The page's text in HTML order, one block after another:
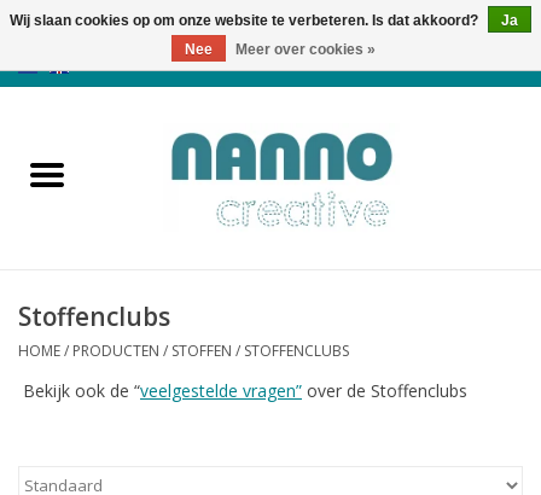
Producten
Nieuws
Herfst & Halloween
Stoffenclubs
HOME/ PRODUCTEN / STOFFEN / STOFFENCLUBS
Bekijk ook de “veelgestelde vragen” over de Stoffenclubs
Wij slaan cookies op om onze website te verbeteren. Is dat akkoord?
Ja
Nee
Meer over cookies »